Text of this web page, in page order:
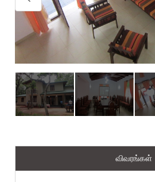
விவரங்கள்